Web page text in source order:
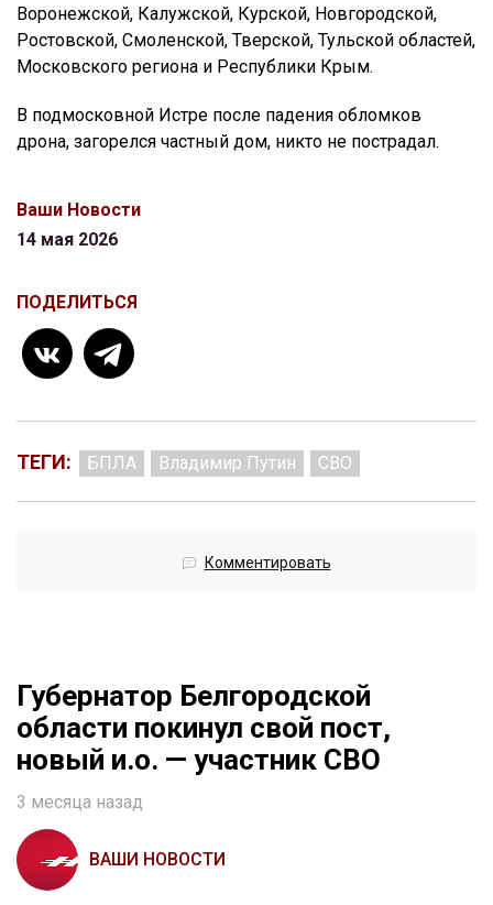
Воронежской, Калужской, Курской, Новгородской,
Ростовской, Смоленской, Тверской, Тульской областей,
Московского региона и Республики Крым.
В подмосковной Истре после падения обломков
дрона, загорелся частный дом, никто не пострадал.
Ваши Новости
14 мая 2026
ПОДЕЛИТЬСЯ
ТЕГИ: БПЛА Владимир Путин СВО
Комментировать
Губернатор Белгородской
области покинул свой пост,
новый и.о. — участник СВО
3 месяца назад
ВАШИ НОВОСТИ